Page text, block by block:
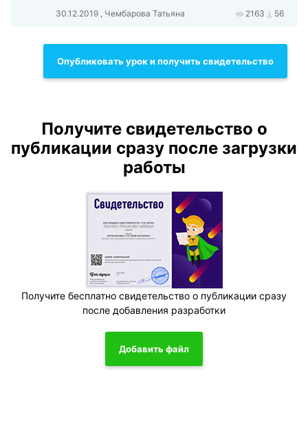
30.12.2019 , Чембарова Татьяна 2163 56
Опубликовать урок и получить свидетельство
Получите свидетельство о
публикации сразу после загрузки
работы
Получите бесплатно свидетельство о публикации сразу
после добавления разработки
Добавить файл